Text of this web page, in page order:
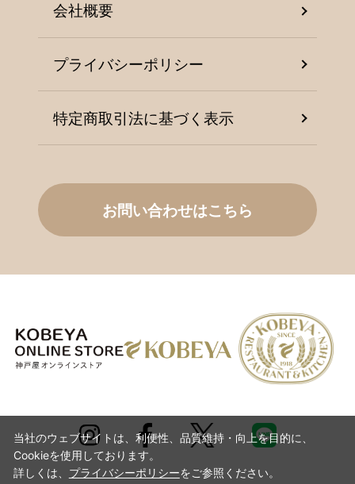
会社概要
プライバシーポリシー
特定商取引法に基づく表示
お問い合わせはこちら
当社のウェブサイトは、利便性、品質維持・向上を目的に、
Cookieを使用しております。
詳しくは、 プライバシーポリシーをご参照ください。